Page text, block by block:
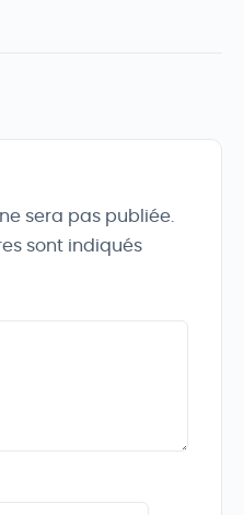
sera pas publiée.
sont indiqués